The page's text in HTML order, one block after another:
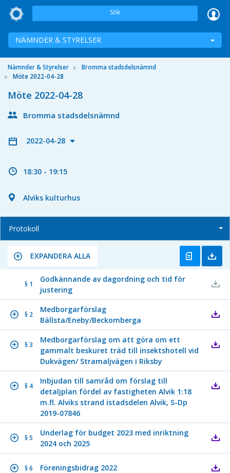
Sök
NÄMNDER & STYRELSER
Nämnder & Styrelser
Bromma stadsdelsnämnd
Möte 2022-04-28
Möte 2022-04-28
Bromma stadsdelsnämnd
2022-04-28
18:30 - 19:15
Alviks kulturhus
Protokoll
EXPANDERA ALLA
§ 1
Godkännande av dagordning och tid för
justering
§ 2
Medborgarförslag
Bällsta/Eneby/Beckomberga
§ 3
Medborgarförslag om att göra om ett
gammalt beskuret träd till insektshotell vid
Dukvägen/ Stramaljvägen i Riksby
§ 4
Inbjudan till samråd om förslag till
detaljplan fördel av fastigheten Alvik 1:18
m.fl. Alviks strand istadsdelen Alvik, S-Dp
2019-07846
§ 5
Underlag för budget 2023 med inriktning
2024 och 2025
§ 6 Föreningsbidrag 2022